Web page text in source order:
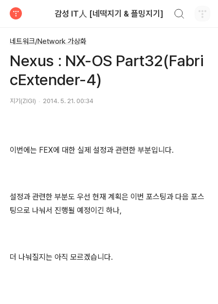
감성 IT人 [네떡지기 & 플밍지기]
네트워크/Network 가상화
Nexus : NX-OS Part32(Fabri
cExtender-4)
지기(ZIGI) 2014. 5. 21. 00:34
이번에는 FEX에 대한 실제 설정과 관련한 부분입니다.
설정과 관련한 부분도 우선 현재 계획은 이번 포스팅과 다음 포스
팅으로 나눠서 진행될 예정이긴 하나,
더 나눠질지는 아직 모르겠습니다.